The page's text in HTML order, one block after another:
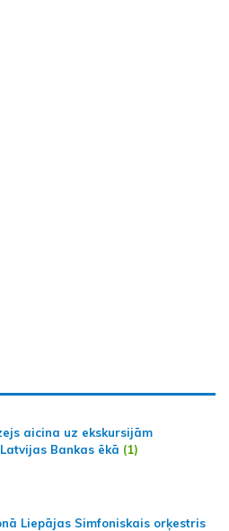
aicina uz ekskursijām
Bankas ēkā (1)
Liepājas Simfoniskais orķestris